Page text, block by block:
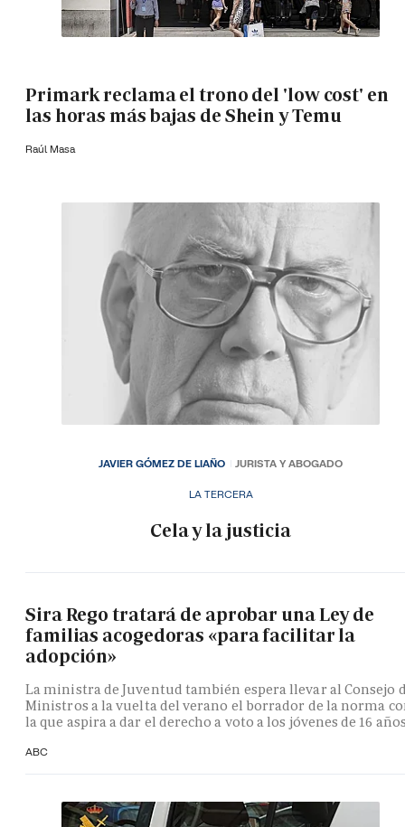
Primark reclama el trono del 'low cost' en
las horas más bajas de Shein y Temu
Raúl Masa
LA TERCERA
Cela y la justicia
JAVIER GÓMEZ DE LIAÑO JURISTA Y ABOGADO
Sira Rego tratará de aprobar una Ley de
familias acogedoras «para facilitar la
adopción»
La ministra de Juventud también espera llevar al Consejo
Ministros a la vuelta del verano el borrador de la norma
la que aspira a dar el derecho a voto a los jóvenes de 16
ABC